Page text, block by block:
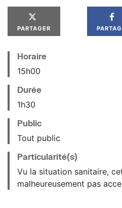
PARTAGER
Horaire
15h00
Durée
1h30
Public
Tout public
Particularité(s)
Vu la situation sanitaire,
malheureusement pas